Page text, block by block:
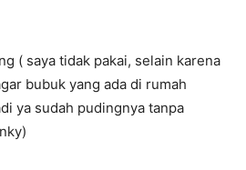
( saya tidak pakai, selain karena
bubuk yang ada di rumah
ya sudah pudingnya tanpa